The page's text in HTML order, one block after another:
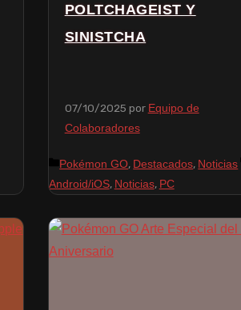
POLTCHAGEIST Y
SINISTCHA
07/10/2025 por Equipo de
Colaboradores
Pokémon GO, Destacados, Noticias
Android/iOS, Noticias, PC